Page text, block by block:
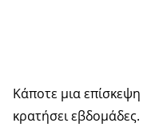
Κάποτε μια
κρατήσει